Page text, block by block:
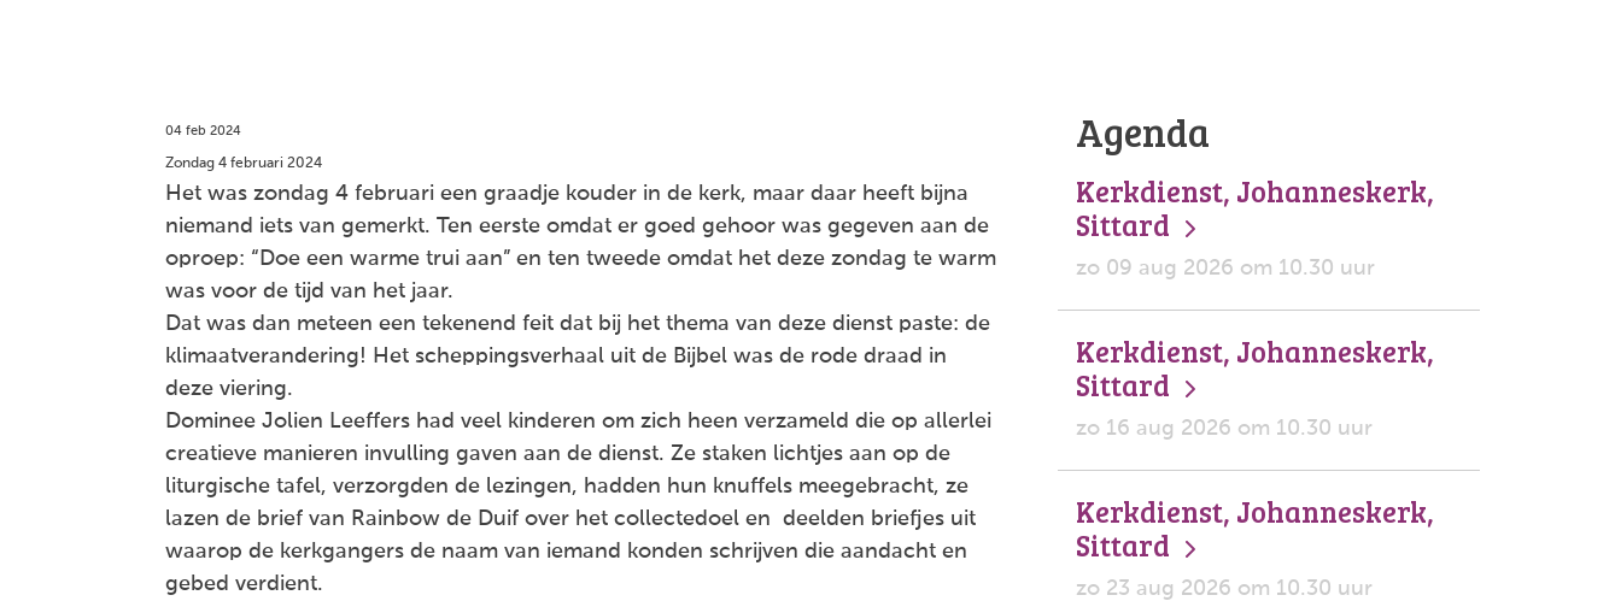
04 feb 2024
Zondag 4 februari 2024
Het was zondag 4 februari een graadje kouder in de kerk, maar daar heeft bijna
niemand iets van gemerkt. Ten eerste omdat er goed gehoor was gegeven aan de
oproep: “Doe een warme trui aan” en ten tweede omdat het deze zondag te warm
was voor de tijd van het jaar.
Dat was dan meteen een tekenend feit dat bij het thema van deze dienst paste: de
klimaatverandering! Het scheppingsverhaal uit de Bijbel was de rode draad in
deze viering.
Dominee Jolien Leeffers had veel kinderen om zich heen verzameld die op allerlei
creatieve manieren invulling gaven aan de dienst. Ze staken lichtjes aan op de
liturgische tafel, verzorgden de lezingen, hadden hun knuffels meegebracht, ze
lazen de brief van Rainbow de Duif over het collectedoel en deelden briefjes uit
waarop de kerkgangers de naam van iemand konden schrijven die aandacht en
gebed verdient.
Agenda
Kerkdienst, Johanneskerk,
Sittard
zo 09 aug 2026 om 10.30 uur
Kerkdienst, Johanneskerk,
Sittard
zo 16 aug 2026 om 10.30 uur
Kerkdienst, Johanneskerk,
Sittard
zo 23 aug 2026 om 10.30 uur